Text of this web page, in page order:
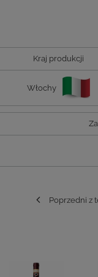
Kraj produkcji
Włochy
Poprzedni z